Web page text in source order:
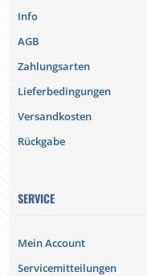
Info
AGB
Zahlungsarten
Lieferbedingungen
Versandkosten
Rückgabe
SERVICE
Mein Account
Servicemitteilungen